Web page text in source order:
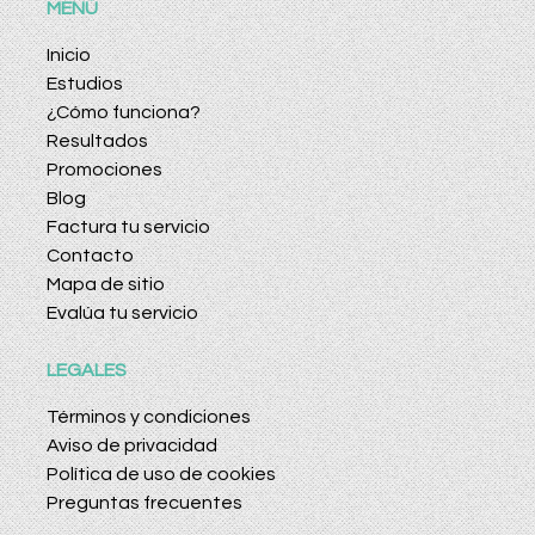
MENÚ
Inicio
Estudios
¿Cómo funciona?
Resultados
Promociones
Blog
Factura tu servicio
Contacto
Mapa de sitio
Evalúa tu servicio
LEGALES
Términos y condiciones
Aviso de privacidad
Política de uso de cookies
Preguntas frecuentes